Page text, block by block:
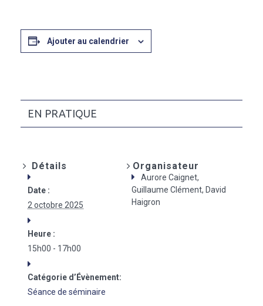
Ajouter au calendrier
EN PRATIQUE
Détails
Date :
2 octobre 2025
Heure :
15h00 - 17h00
Catégorie d’Évènement:
Séance de séminaire
Organisateur
Aurore Caignet,
Guillaume Clément, David
Haigron